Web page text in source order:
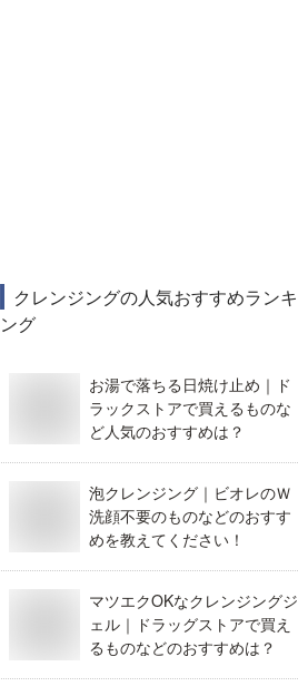
クレンジングの人気おすすめランキ
ング
お湯で落ちる日焼け止め｜ド
ラックストアで買えるものな
ど人気のおすすめは？
泡クレンジング｜ビオレのＷ
洗顔不要のものなどのおすす
めを教えてください！
マツエクOKなクレンジングジ
ェル｜ドラッグストアで買え
るものなどのおすすめは？